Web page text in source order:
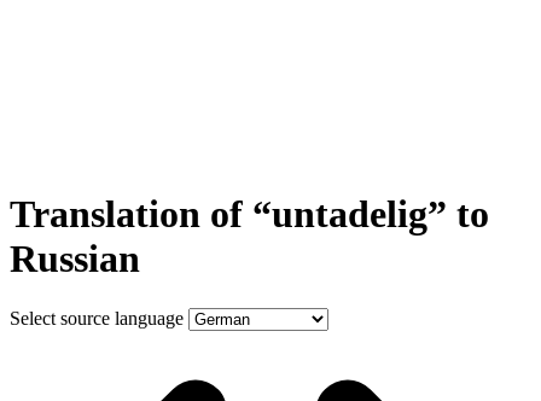
Translation of “untadelig” to
Russian
Select source language